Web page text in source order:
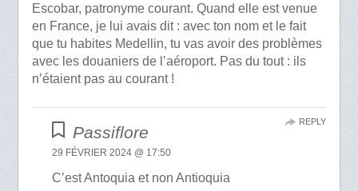
Escobar, patronyme courant. Quand elle est venue
en France, je lui avais dit : avec ton nom et le fait
que tu habites Medellin, tu vas avoir des problèmes
avec les douaniers de l’aéroport. Pas du tout : ils
n’étaient pas au courant !
Passiflore
29 FÉVRIER 2024 @ 17:50
C’est Antoquia et non Antioquia
REPLY